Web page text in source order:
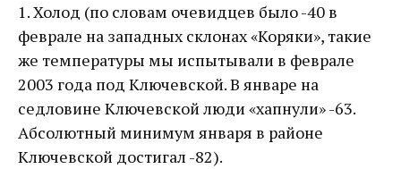
1. Холод (по словам очевидцев было -40 в
феврале на западных склонах «Коряки», такие
же температуры мы испытывали в феврале
2003 года под Ключевской. В январе на
седловине Ключевской люди «хапнули» -63.
Абсолютный минимум января в районе
Ключевской достигал -82).